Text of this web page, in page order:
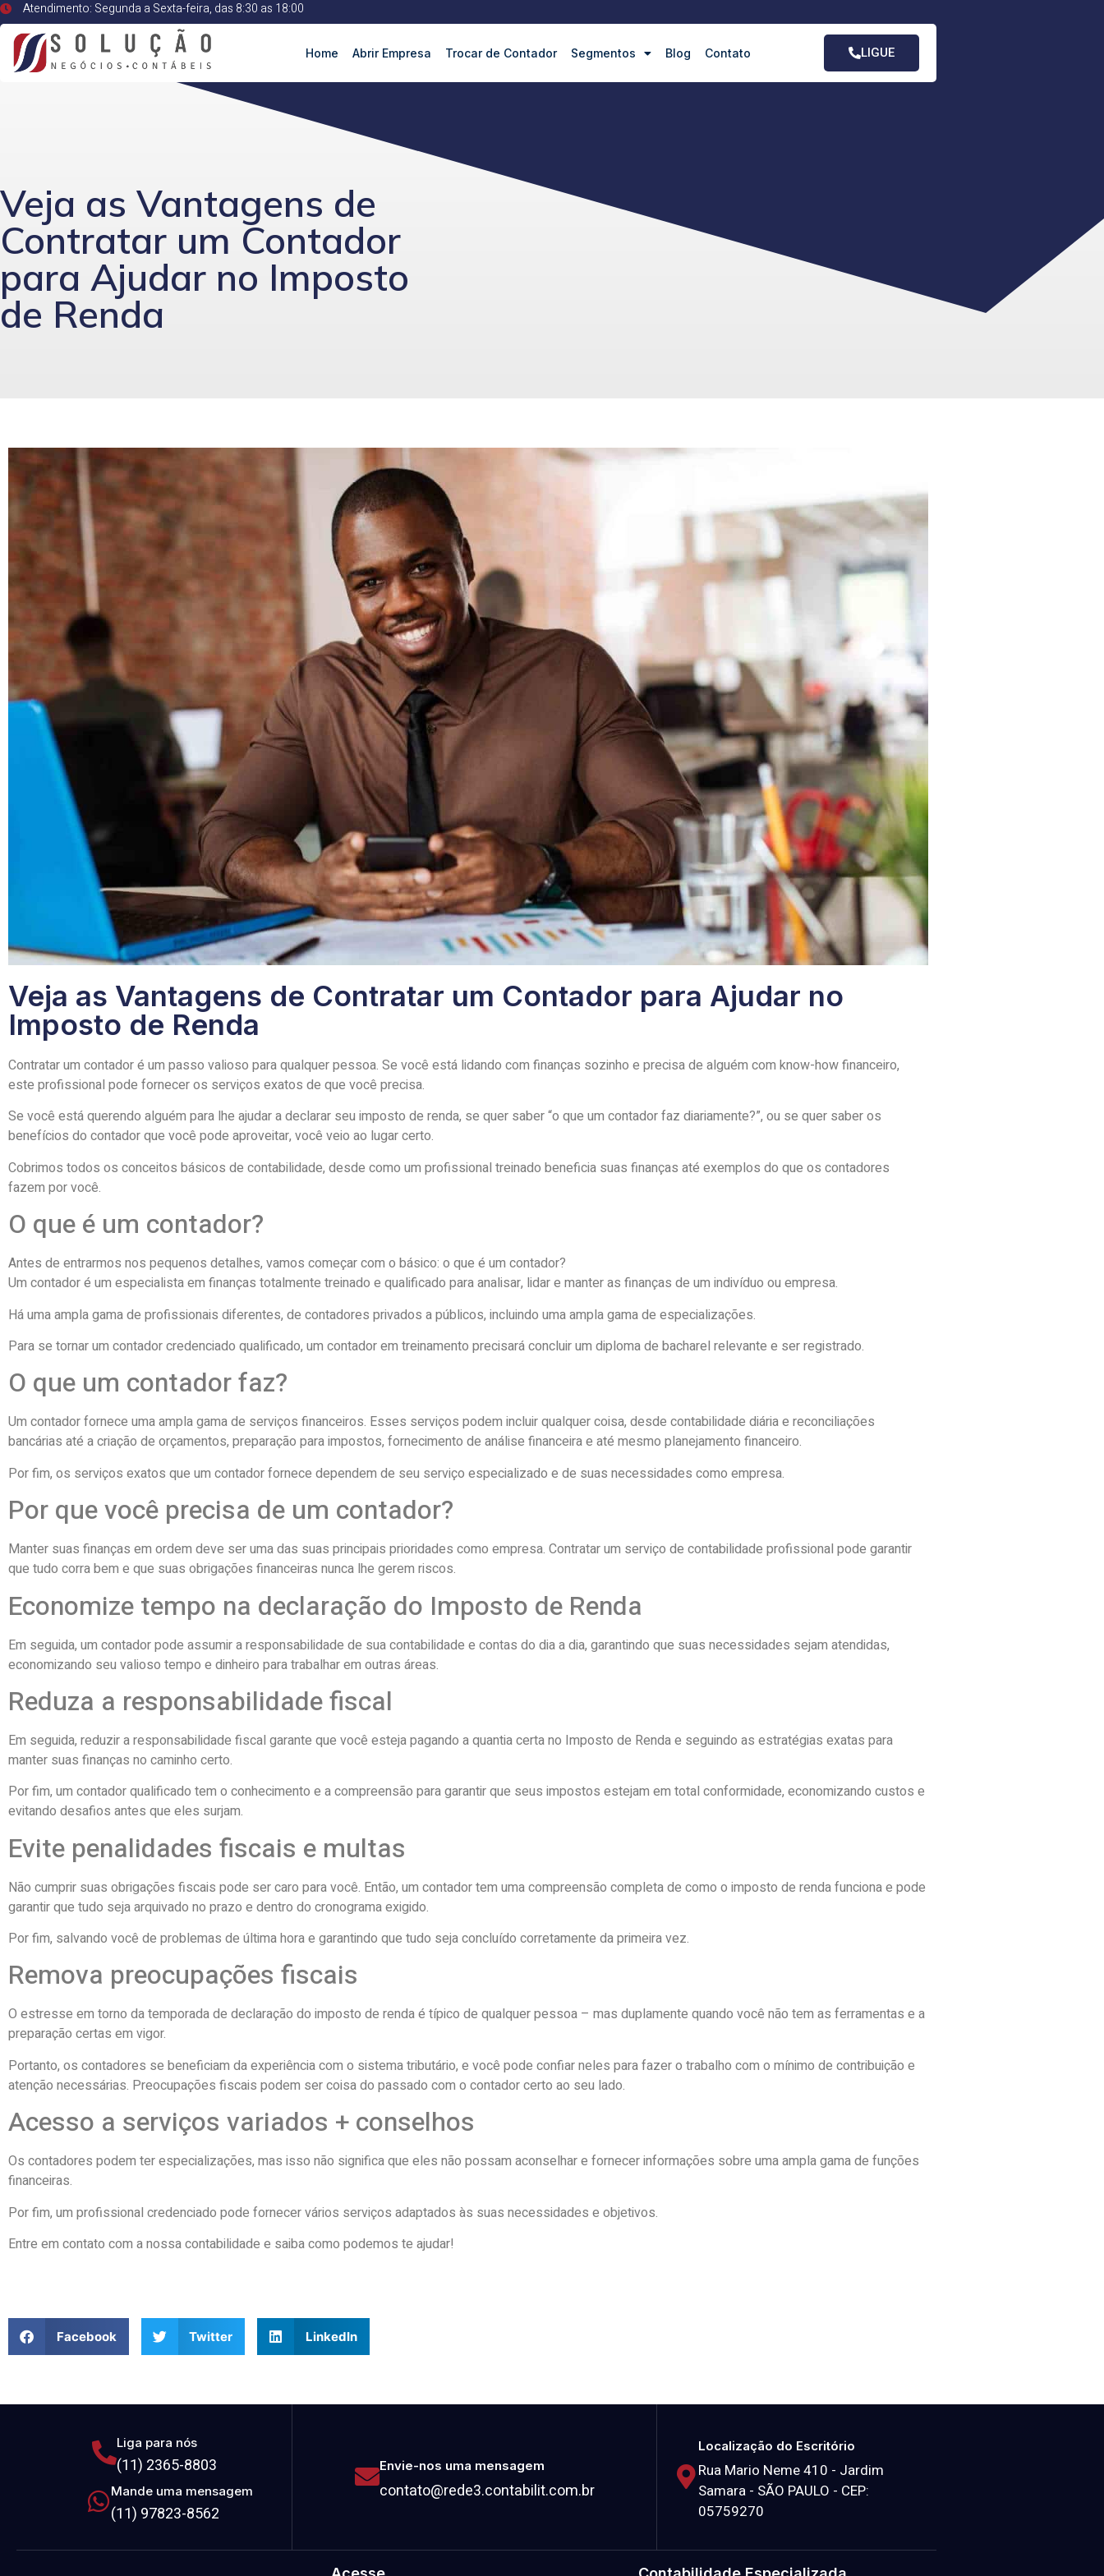
Atendimento: Segunda a Sexta-feira, das 8:30 as 18:00
Home Abrir Empresa Trocar de Contador Segmentos Blog Contato LIGUE
Veja as Vantagens de
Contratar um Contador
para Ajudar no Imposto
de Renda
Veja as Vantagens de Contratar um Contador para Ajudar no
Imposto de Renda
Contratar um contador é um passo valioso para qualquer pessoa. Se você está lidando com finanças sozinho e precisa de alguém com know-how financeiro,
este profissional pode fornecer os serviços exatos de que você precisa.
Se você está querendo alguém para lhe ajudar a declarar seu imposto de renda, se quer saber “o que um contador faz diariamente?”, ou se quer saber os
benefícios do contador que você pode aproveitar, você veio ao lugar certo.
Cobrimos todos os conceitos básicos de contabilidade, desde como um profissional treinado beneficia suas finanças até exemplos do que os contadores
fazem por você.
O que é um contador?
Antes de entrarmos nos pequenos detalhes, vamos começar com o básico: o que é um contador?
Um contador é um especialista em finanças totalmente treinado e qualificado para analisar, lidar e manter as finanças de um indivíduo ou empresa.
Há uma ampla gama de profissionais diferentes, de contadores privados a públicos, incluindo uma ampla gama de especializações.
Para se tornar um contador credenciado qualificado, um contador em treinamento precisará concluir um diploma de bacharel relevante e ser registrado.
O que um contador faz?
Um contador fornece uma ampla gama de serviços financeiros. Esses serviços podem incluir qualquer coisa, desde contabilidade diária e reconciliações
bancárias até a criação de orçamentos, preparação para impostos, fornecimento de análise financeira e até mesmo planejamento financeiro.
Por fim, os serviços exatos que um contador fornece dependem de seu serviço especializado e de suas necessidades como empresa.
Por que você precisa de um contador?
Manter suas finanças em ordem deve ser uma das suas principais prioridades como empresa. Contratar um serviço de contabilidade profissional pode garantir
que tudo corra bem e que suas obrigações financeiras nunca lhe gerem riscos.
Economize tempo na declaração do Imposto de Renda
Em seguida, um contador pode assumir a responsabilidade de sua contabilidade e contas do dia a dia, garantindo que suas necessidades sejam atendidas,
economizando seu valioso tempo e dinheiro para trabalhar em outras áreas.
Reduza a responsabilidade fiscal
Em seguida, reduzir a responsabilidade fiscal garante que você esteja pagando a quantia certa no Imposto de Renda e seguindo as estratégias exatas para
manter suas finanças no caminho certo.
Por fim, um contador qualificado tem o conhecimento e a compreensão para garantir que seus impostos estejam em total conformidade, economizando custos e
evitando desafios antes que eles surjam.
Evite penalidades fiscais e multas
Não cumprir suas obrigações fiscais pode ser caro para você. Então, um contador tem uma compreensão completa de como o imposto de renda funciona e pode
garantir que tudo seja arquivado no prazo e dentro do cronograma exigido.
Por fim, salvando você de problemas de última hora e garantindo que tudo seja concluído corretamente da primeira vez.
Remova preocupações fiscais
O estresse em torno da temporada de declaração do imposto de renda é típico de qualquer pessoa – mas duplamente quando você não tem as ferramentas e a
preparação certas em vigor.
Portanto, os contadores se beneficiam da experiência com o sistema tributário, e você pode confiar neles para fazer o trabalho com o mínimo de contribuição e
atenção necessárias. Preocupações fiscais podem ser coisa do passado com o contador certo ao seu lado.
Acesso a serviços variados + conselhos
Os contadores podem ter especializações, mas isso não significa que eles não possam aconselhar e fornecer informações sobre uma ampla gama de funções
financeiras.
Por fim, um profissional credenciado pode fornecer vários serviços adaptados às suas necessidades e objetivos.
Entre em contato com a nossa contabilidade e saiba como podemos te ajudar!
Facebook Twitter LinkedIn
Liga para nós
(11) 2365-8803
Mande uma mensagem
(11) 97823-8562
Envie-nos uma mensagem
contato@rede3.contabilit.com.br
Localização do Escritório
Rua Mario Neme 410 - Jardim
Samara - SÃO PAULO - CEP:
05759270